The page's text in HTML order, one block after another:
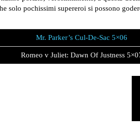
solo pochissimi supereroi si possono
Mr. Parker’s Cul-De-Sac 5×06
Romeo v Juliet: Dawn Of Justness